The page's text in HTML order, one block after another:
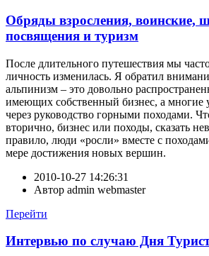
Обряды взросления, воинские,
посвящения и туризм
После длительного путешествия мы
личность изменилась. Я обратил
альпинизм – это довольно
имеющих собственный бизнес, а многие
через руководство горными походами.
вторично, бизнес или походы, сказать
правило, люди «росли» вместе с
мере достижения новых вершин.
2010-10-27 14:26:31
Автор admin webmaster
Перейти
Интервью по случаю Дня